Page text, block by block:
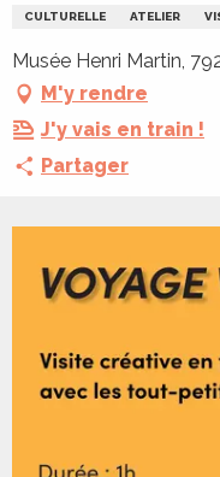
CULTURELLE ATELIER
Musée Henri Martin,
M'y rendre
J'y vais en train !
Partager